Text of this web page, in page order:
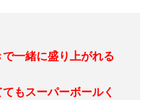
一緒に盛り上がれる
もスーパーボールく